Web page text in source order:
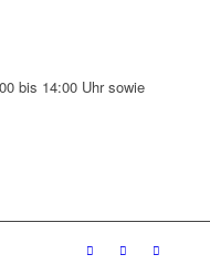
bis 14:00 Uhr sowie